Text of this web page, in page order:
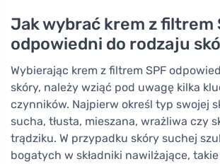
Jak wybrać krem z filtrem
odpowiedni do rodzaju
Wybierając krem z filtrem SPF
skóry, należy wziąć pod uwagę kilka
czynników. Najpierw określ typ swojej
sucha, tłusta, mieszana, wrażliwa czy
trądziku. W przypadku skóry suchej
bogatych w składniki nawilżające,